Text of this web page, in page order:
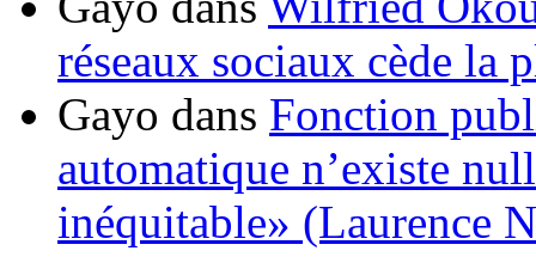
réseaux sociaux cède la
Gayo dans Fonction
automatique n’existe
inéquitable» (Laurence